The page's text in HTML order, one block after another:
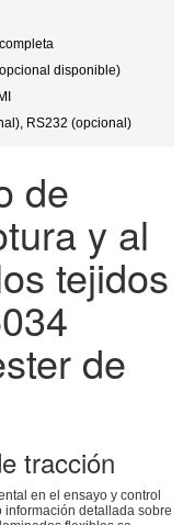
disponible)
RS232 (opcional)
de
y al
tejidos
de
tracción
en el ensayo y control
detallada sobre